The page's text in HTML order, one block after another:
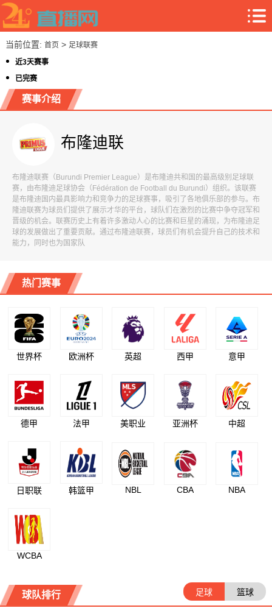
当前位置: 首页> 足球联赛
近3天赛事
已完赛
赛事介绍
布隆迪联
布隆迪联赛（Burundi Premier League）是布隆迪共和国的最高级别足球联
赛，由布隆迪足球协会（Fédération de Football du Burundi）组织。该联赛
是布隆迪国内最具影响力和竞争力的足球赛事，吸引了各地俱乐部的参与。布
隆迪联赛为球员们提供了展示才华的平台，球队们在激烈的比赛中争夺冠军和
晋级的机会。联赛历史上有着许多激动人心的比赛和巨星的涌现，为布隆迪足
球的发展做出了重要贡献。通过布隆迪联赛，球员们有机会提升自己的技术和
能力，同时也为国家队
热门赛事
世界杯 欧洲杯 英超 西甲 意甲
德甲 法甲 美职业 亚洲杯 中超
日职联 韩篮甲 NBL CBA NBA
WCBA
球队排行 足球 篮球